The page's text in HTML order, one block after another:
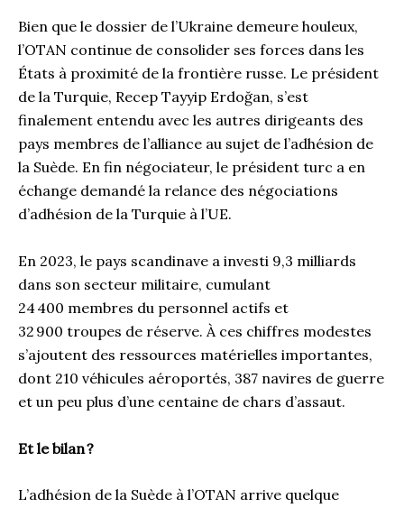
Bien que le dossier de l’Ukraine demeure houleux,
l’OTAN continue de consolider ses forces dans les
États à proximité de la frontière russe. Le président
de la Turquie, Recep Tayyip Erdoğan, s’est
finalement entendu avec les autres dirigeants des
pays membres de l’alliance au sujet de l’adhésion de
la Suède. En fin négociateur, le président turc a en
échange demandé la relance des négociations
d’adhésion de la Turquie à l’UE.
En 2023, le pays scandinave a investi 9,3 milliards
dans son secteur militaire, cumulant
24 400 membres du personnel actifs et
32 900 troupes de réserve. À ces chiffres modestes
s’ajoutent des ressources matérielles importantes,
dont 210 véhicules aéroportés, 387 navires de guerre
et un peu plus d’une centaine de chars d’assaut.
Et le bilan?
L’adhésion de la Suède à l’OTAN arrive quelque